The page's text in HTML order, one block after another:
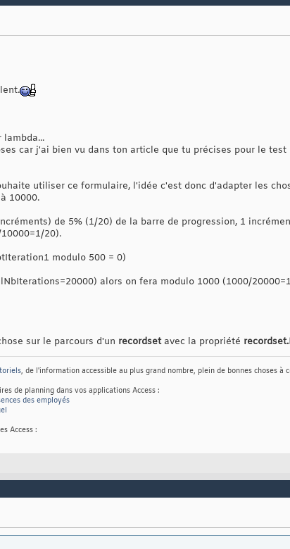
car j'ai bien vu dans ton article que tu précises pour le
utiliser ce formulaire, l'idée c'est donc d'adapter les
10000.
de 5% (1/20) de la barre de progression, 1
20).
modulo 500 = 0)
alors on fera modulo 1000 (1000/
sur le parcours d'un recordsetavec la propriété
, de l'information accessible au plus grand nombre, plein de bonnes choses à
de planning dans vos applications Access :
des employés
Access :